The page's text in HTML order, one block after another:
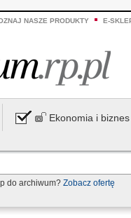
NASZE PRODUKTY E-
Ekonomia i biznes
do archiwum? Zobacz ofertę